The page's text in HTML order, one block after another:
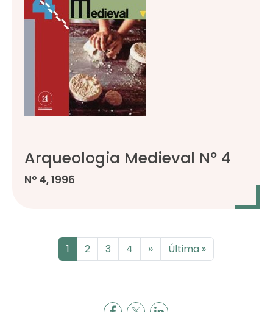
Arqueologia Medieval Nº 4
Nº 4, 1996
Pagination
Page
1 Page
2 Page
3 Page
4 Next page
›› Last page
Última »